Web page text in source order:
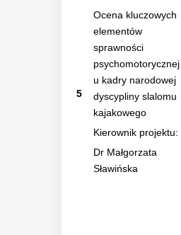
5
Ocena kluczowych
elementów
sprawności
psychomotorycznej
u kadry narodowej
dyscypliny slalomu
kajakowego
Kierownik projektu:
Dr Małgorzata
Sławińska